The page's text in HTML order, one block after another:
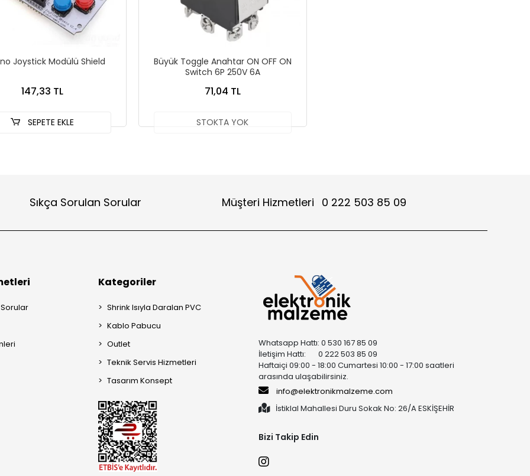
Joystick Modülü Shield
147,33 TL
SEPETE EKLE
Büyük Toggle Anahtar ON OFF ON
Switch 6P 250V 6A
71,04 TL
STOKTA YOK
Sıkça Sorulan Sorular Müşteri Hizmetleri 0 222 503 85 09
Kategoriler
Shrink Isıyla Daralan PVC
Kablo Pabucu
Outlet
Teknik Servis Hizmetleri
Tasarım Konsept
Whatsapp Hattı: 0 530 167 85 09
İletişim Hattı: 0 222 503 85 09
Haftaiçi 09:00 - 18:00 Cumartesi 10:00 - 17:00 saatleri
arasında ulaşabilirsiniz.
info@elektronikmalzeme.com
İstiklal Mahallesi Duru Sokak No: 26/A ESKİŞEHİR
Bizi Takip Edin